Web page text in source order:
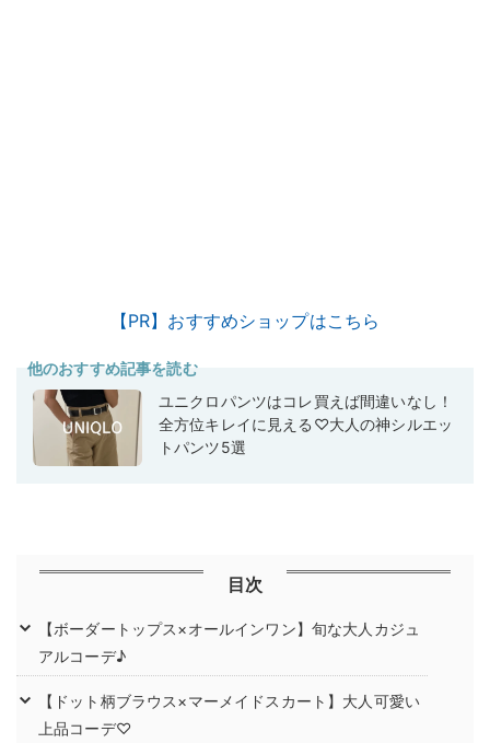
【PR】おすすめショップはこちら
他のおすすめ記事を読む
ユニクロパンツはコレ買えば間違いなし！
全方位キレイに見える♡大人の神シルエッ
トパンツ5選
目次
【ボーダートップス×オールインワン】旬な大人カジュ
アルコーデ♪
【ドット柄ブラウス×マーメイドスカート】大人可愛い
上品コーデ♡